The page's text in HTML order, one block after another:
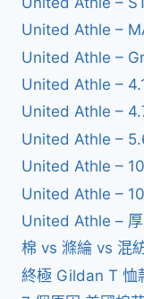
United Athle –
United Athle –
United Athle –
United Athle –
United Athle –
United Athle –
United Athle –
United Athle – 厚
棉 vs 滌綸 vs 混
終極 Gildan T 恤